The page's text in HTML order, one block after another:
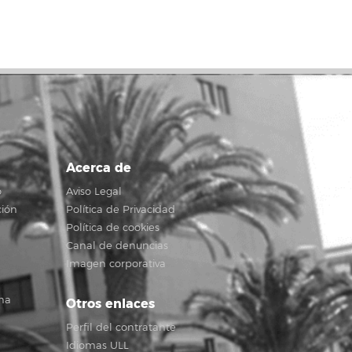
Acerca de
Aviso Legal
Política de Privacidad
Política de cookies
Canal de denuncias
Imagen corporativa
Otros enlaces
Perfil del contratante
Idiomas ULL